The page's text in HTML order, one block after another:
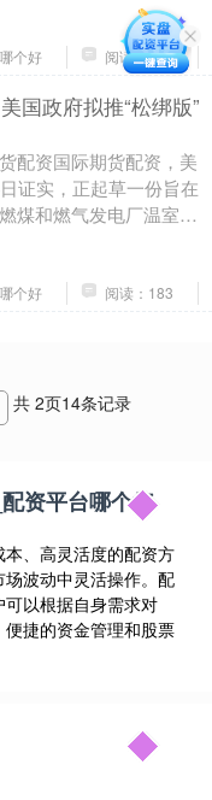
个好
阅读：166
国政府拟推“松绑版”
配资国际期货配资，美
证实，正起草一份旨在
煤和燃气发电厂温室气
。此前，美国总统唐纳
个好
阅读：183
共 2页14条记录
资平台哪个好
、高灵活度的配资方
波动中灵活操作。配
以根据自身需求对
捷的资金管理和股票